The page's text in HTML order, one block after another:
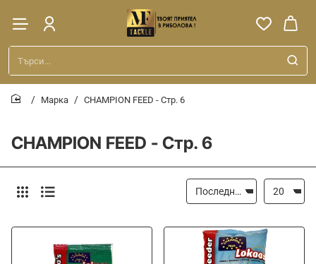
Търси...
CHAMPION FEED - Стр. 6
Марка CHAMPION FEED - Стр. 6